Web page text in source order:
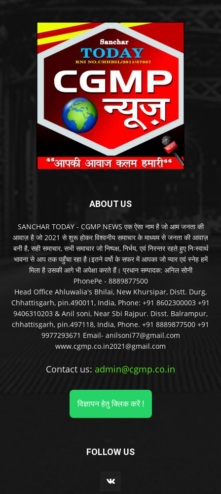
ABOUT US
SANCHAR TODAY - CGMP NEWS एक ऐसा नाम है जो आम जनता की
आवाज़ है जो 2021 से शुरू होकर विश्वनीय समाचार के माध्यम से जनता की आवाज़
बनी है, सही समाचार, सभी समाचार जो निष्पक्ष, निर्भय, एवं निरन्तर रहते हुए निःस्वार्थ
भावना से आप तक पहुँचा रहा है।इतने वर्षो के सफर में आपका जो प्यार एवं स्नेह हमें
मिला है उसकी आगे भी अपेक्षा करते हैं। प्रधान सम्पादक: अनिल सोनी
PhonePe - 8889877500
Head Office Ahluwalia's Bhilai, New Khursipar, Distt. Durg,
Chhattisgarh, pin.490011, India, Phone: +91 8602300003 +91
9406310203 & Anil soni, Near Sbi Rajpur. Disst. Balrampur,
chhattisgarh, pin.497118, India, Phone. +91 8889877500 +91
9977293671 Email- anilsoni77@gmail.com
www.cgmp.co.in2021@gmail.com
Contact us: admin@cgmp.co.in
विज्ञापन हेतु क्लिक करें !
FOLLOW US